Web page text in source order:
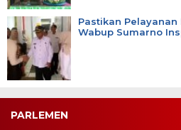
Pastikan
Wabup Sumarno
PARLEMEN